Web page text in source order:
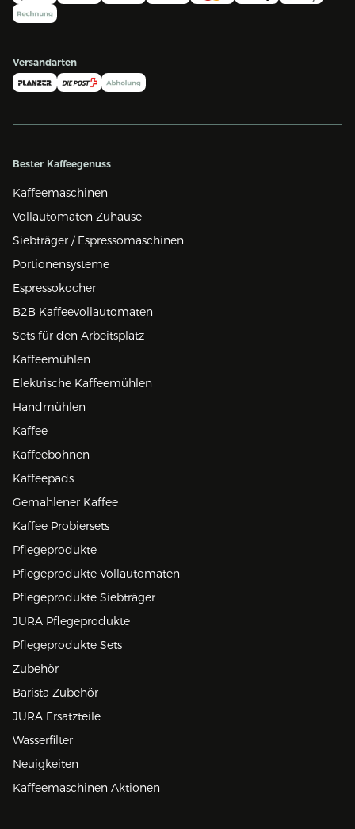
Versandarten
Bester Kaffeegenuss
Kaffeemaschinen
Vollautomaten Zuhause
Siebträger / Espressomaschinen
Portionensysteme
Espressokocher
B2B Kaffeevollautomaten
Sets für den Arbeitsplatz
Kaffeemühlen
Elektrische Kaffeemühlen
Handmühlen
Kaffee
Kaffeebohnen
Kaffeepads
Gemahlener Kaffee
Kaffee Probiersets
Pflegeprodukte
Pflegeprodukte Vollautomaten
Pflegeprodukte Siebträger
JURA Pflegeprodukte
Pflegeprodukte Sets
Zubehör
Barista Zubehör
JURA Ersatzteile
Wasserfilter
Neuigkeiten
Kaffeemaschinen Aktionen